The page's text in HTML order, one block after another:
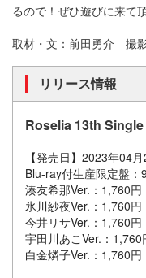
るので！ぜひ遊びに来て
取材・文：前田勇介 撮
リリース情報
Roselia 13th Single​
【発売日】 2023年04
Blu-ray付生産限定盤：
湊友希那Ver.：1,760円
氷川紗夜Ver.：1,760円
今井リサVer.：1,760円
宇田川あこVer.：1,760
白金燐子Ver.：1,760円